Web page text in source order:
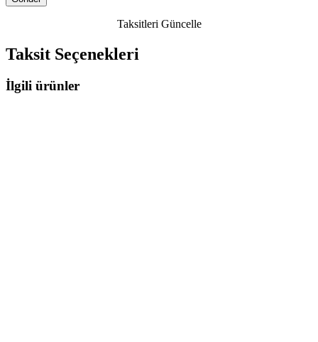
Taksitleri Güncelle
Taksit Seçenekleri
İlgili ürünler